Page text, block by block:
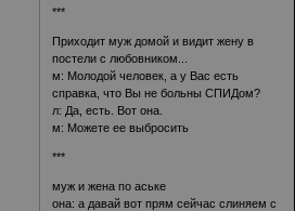
***
Приходит муж домой и видит жену в
постели с любовником...
м: Молодой человек, а у Вас есть
справка, что Вы не больны СПИДом?
л: Да, есть. Вот она.
м: Можете ее выбросить
***
муж и жена по аське
она: а давай вот прям сейчас слиняем с